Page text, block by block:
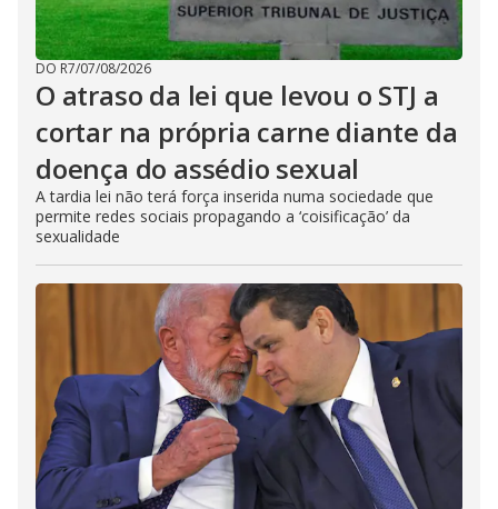
DO R7/07/08/2026
O atraso da lei que levou o STJ a
cortar na própria carne diante da
doença do assédio sexual
A tardia lei não terá força inserida numa sociedade que
permite redes sociais propagando a ‘coisificação’ da
sexualidade